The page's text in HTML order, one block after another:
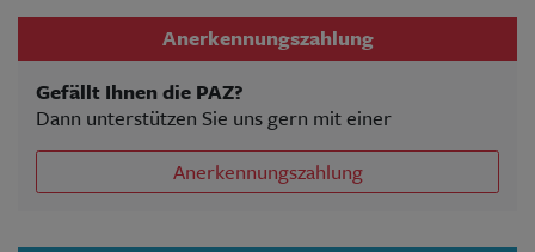
Anerkennungszahlung
Gefällt Ihnen die PAZ?
Dann unterstützen Sie uns gern mit einer
Anerkennungszahlung